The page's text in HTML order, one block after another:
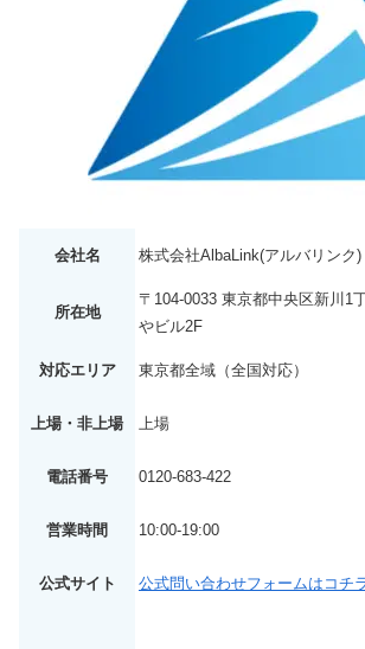
会社名 株式会社AlbaLink(アルバリンク
所在地
〒104-0033 東京都中央区新川1
やビル2F
対応エリア 東京都全域（全国対応）
上場・非上場 上場
電話番号 0120-683-422
営業時間 10:00-19:00
公式サイト 公式問い合わせフォームはコチ